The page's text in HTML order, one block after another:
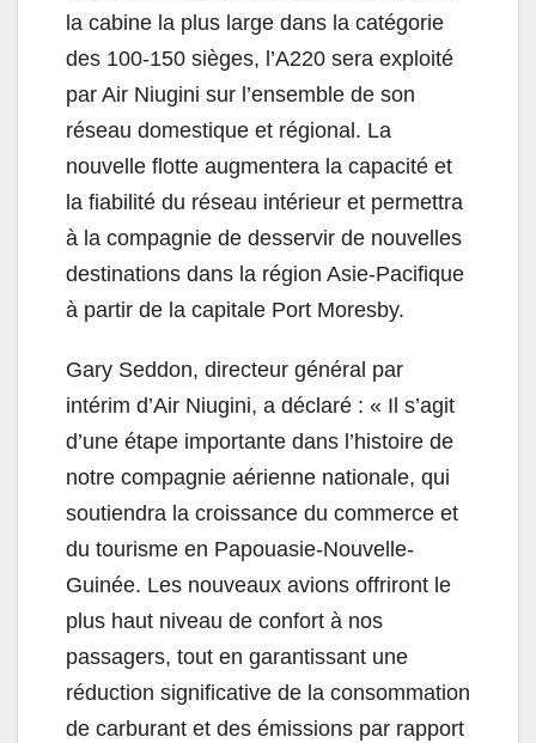
la cabine la plus large dans la catégorie
des 100-150 sièges, l’A220 sera exploité
par Air Niugini sur l’ensemble de son
réseau domestique et régional. La
nouvelle flotte augmentera la capacité et
la fiabilité du réseau intérieur et permettra
à la compagnie de desservir de nouvelles
destinations dans la région Asie-Pacifique
à partir de la capitale Port Moresby.
Gary Seddon, directeur général par
intérim d’Air Niugini, a déclaré : « Il s’agit
d’une étape importante dans l’histoire de
notre compagnie aérienne nationale, qui
soutiendra la croissance du commerce et
du tourisme en Papouasie-Nouvelle-
Guinée. Les nouveaux avions offriront le
plus haut niveau de confort à nos
passagers, tout en garantissant une
réduction significative de la consommation
de carburant et des émissions par rapport